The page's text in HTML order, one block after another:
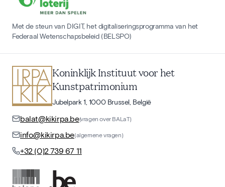
Met de steun van DIGIT, het digitaliseringsprogramma van het
Federaal Wetenschapsbeleid (BELSPO)
Koninklijk Instituut voor het
Kunstpatrimonium
Jubelpark 1, 1000 Brussel, België
balat@kikirpa.be(vragen over BALaT)
info@kikirpa.be(algemene vragen)
+32 (0)2 739 67 11